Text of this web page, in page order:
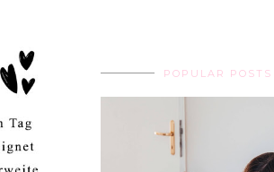
POPULAR POSTS